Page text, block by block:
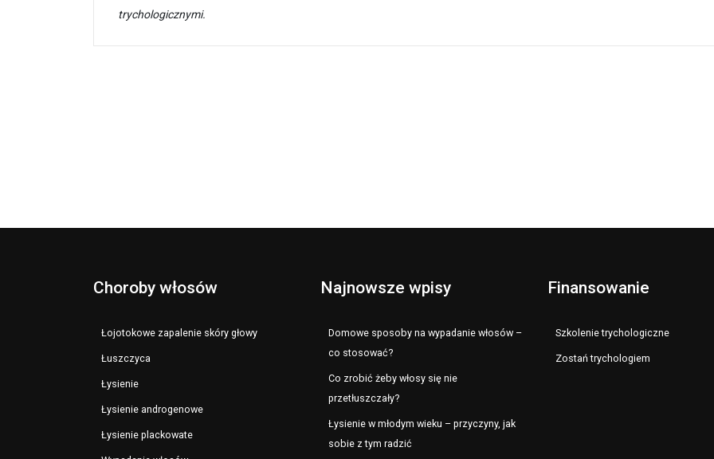
trychologicznymi.
Choroby włosów
Łojotokowe zapalenie skóry głowy
Łuszczyca
Łysienie
Łysienie androgenowe
Łysienie plackowate
Najnowsze wpisy
Domowe sposoby na wypadanie włosów –
co stosować?
Co zrobić żeby włosy się nie
przetłuszczały?
Łysienie w młodym wieku – przyczyny, jak
sobie z tym radzić
Finansowanie
Szkolenie trychologiczne
Zostań trychologiem